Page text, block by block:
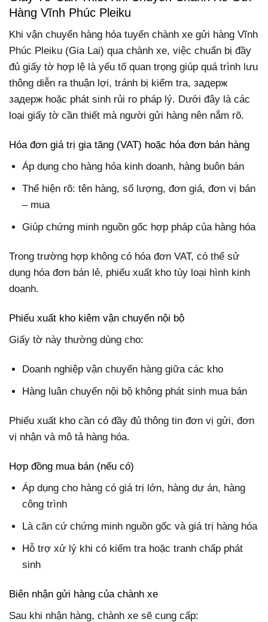
Hàng Vĩnh Phúc Pleiku
Khi vận chuyển hàng hóa tuyến chành xe gửi hàng Vĩnh
Phúc Pleiku (Gia Lai) qua chành xe, việc chuẩn bị đầy
đủ giấy tờ hợp lệ là yếu tố quan trọng giúp quá trình lưu
thông diễn ra thuận lợi, tránh bị kiểm tra, задерж
задерж hoặc phát sinh rủi ro pháp lý. Dưới đây là các
loại giấy tờ cần thiết mà người gửi hàng nên nắm rõ.
Hóa đơn giá trị gia tăng (VAT) hoặc hóa đơn bán hàng
Áp dụng cho hàng hóa kinh doanh, hàng buôn bán
Thể hiện rõ: tên hàng, số lượng, đơn giá, đơn vị bán
– mua
Giúp chứng minh nguồn gốc hợp pháp của hàng hóa
Trong trường hợp không có hóa đơn VAT, có thể sử
dụng hóa đơn bán lẻ, phiếu xuất kho tùy loại hình kinh
doanh.
Phiếu xuất kho kiêm vận chuyển nội bộ
Giấy tờ này thường dùng cho:
Doanh nghiệp vận chuyển hàng giữa các kho
Hàng luân chuyển nội bộ không phát sinh mua bán
Phiếu xuất kho cần có đầy đủ thông tin đơn vị gửi, đơn
vị nhận và mô tả hàng hóa.
Hợp đồng mua bán (nếu có)
Áp dụng cho hàng có giá trị lớn, hàng dự án, hàng
công trình
Là căn cứ chứng minh nguồn gốc và giá trị hàng hóa
Hỗ trợ xử lý khi có kiểm tra hoặc tranh chấp phát
sinh
Biên nhận gửi hàng của chành xe
Sau khi nhận hàng, chành xe sẽ cung cấp: